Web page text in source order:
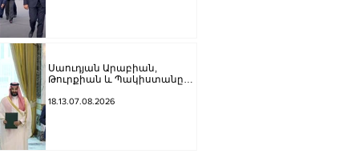
Սաուդյան Արաբիան,
Թուրքիան և Պակիստանը
պաշտպանության մասին
18.13.07.08.2026